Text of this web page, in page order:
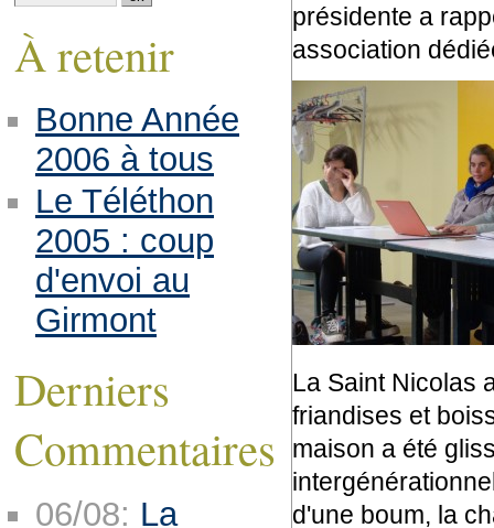
présidente a
association
La Saint Nicolas
friandises et
maison a été
d'une boum, la
À retenir
Bonne Année
2006 à tous
Le Téléthon
2005 : coup
d'envoi au
Girmont
Derniers
Commentaires
06/08: La